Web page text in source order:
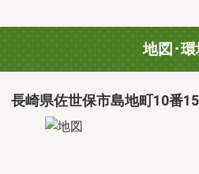
地図･
長崎県佐世保市島地町10番